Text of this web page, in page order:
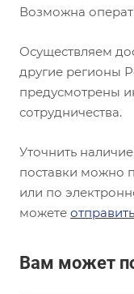
Возможна
Осуществляем
другие регионы
предусмотрены
сотрудничества.
Уточнить
поставки можно
или по
можете
Вам может